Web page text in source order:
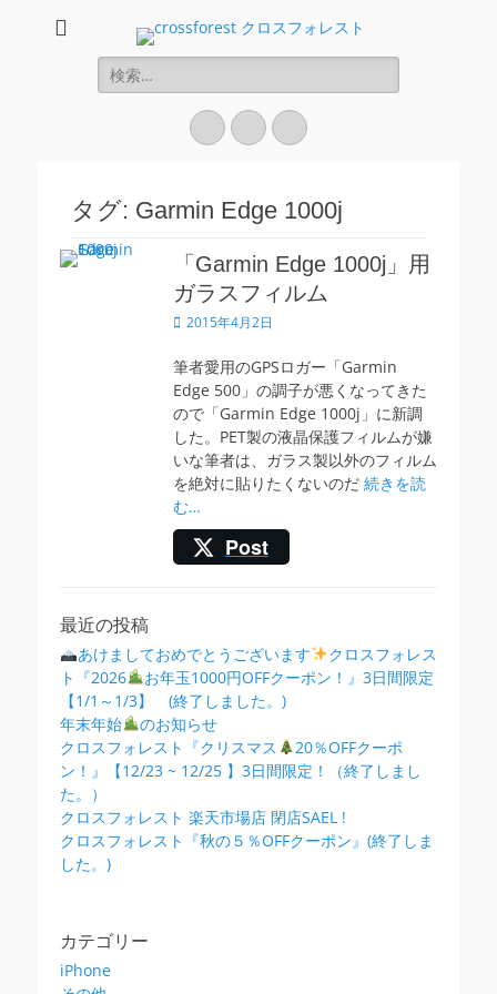
CROSS FOREST
デジタルとアナログの素敵な融合を
検
索:
TwitterInstagram
い
カ
ゴ
タグ: Garmin Edge 1000j
「Garmin Edge 1000j」用
ガラスフィルム
投
日
2015年4月2日
筆者愛用のGPSロガー「Garmin
Edge 500」の調子が悪くなってきた
ので「Garmin Edge 1000j」に新調
した。PET製の液晶保護フィルムが嫌
いな筆者は、ガラス製以外のフィルム
を絶対に貼りたくないのだ 続きを読
む…
Post
最近の投稿
あけましておめでとうございます
クロスフォレス
ト『2026
お年玉1000円OFFクーポン！』3日間限定
【1/1～1/3】 (終了しました。)
年末年始
のお知らせ
クロスフォレスト『クリスマス
20％OFFクーポ
ン！』【12/23 ~ 12/25 】3日間限定！（終了しまし
た。）
クロスフォレスト 楽天市場店 閉店SAEL !
クロスフォレスト『秋の５％OFFクーポン』(終了しま
した。)
カテゴリー
iPhone